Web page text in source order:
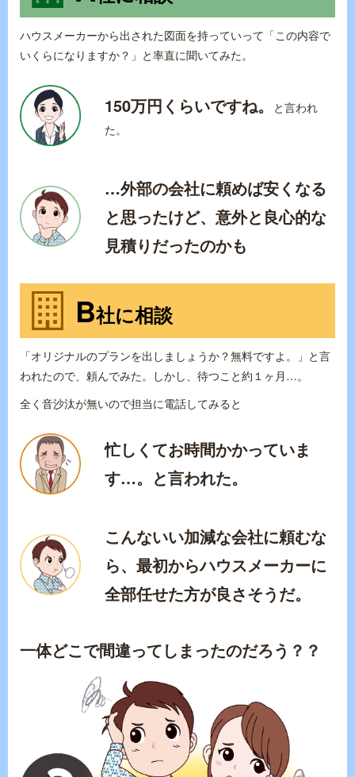
ハウスメーカーから出された図面を持っていって「この内容で
いくらになりますか？」と率直に聞いてみた。
150万円くらいですね。
と言われ
た。
…外部の会社に頼めば安くなる
と思ったけど、意外と良心的な
見積りだったのかも
B社に相談
「オリジナルのプランを出しましょうか？無料ですよ。」と言
われたので、頼んでみた。しかし、待つこと約１ヶ月…。
全く音沙汰が無いので担当に電話してみると
忙しくてお時間かかっていま
す…。と言われた。
こんないい加減な会社に頼むな
ら、最初からハウスメーカーに
全部任せた方が良さそうだ。
一体どこで間違ってしまったのだろう？？